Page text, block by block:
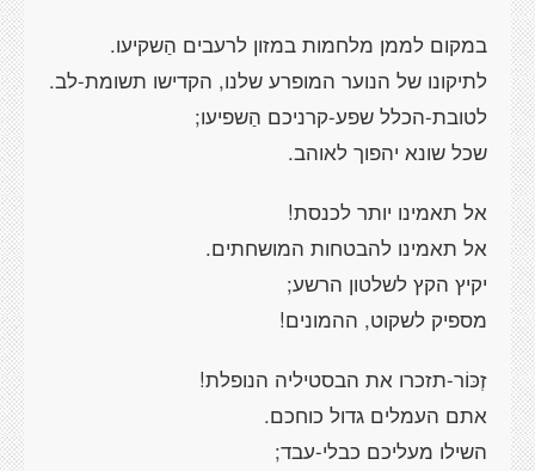
במקום לממן מלחמות במזון לרעבים הַשקיעו.
לתיקונו של הנוער המופרע שלנו, הקדישו תשומת-לב.
לטובת-הכלל שפע-קרניכם הַשפיעו;
שכל שונא יהפוך לאוהב.
אל תאמינו יותר לכנסת!
אל תאמינו להבטחות המושחתים.
יקיץ הקץ לשלטון הרשע;
מספיק לשקוט, ההמונים!
זְכּוֹר-תזכרו את הבסטיליה הנופלת!
אתם העמלים גדול כוחכם.
השילו מעליכם כבלי-עבד;